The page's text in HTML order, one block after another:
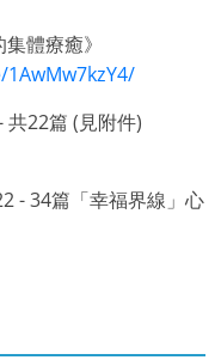
體療癒》
共22篇 (見附件)
- 34篇「幸福界線」心